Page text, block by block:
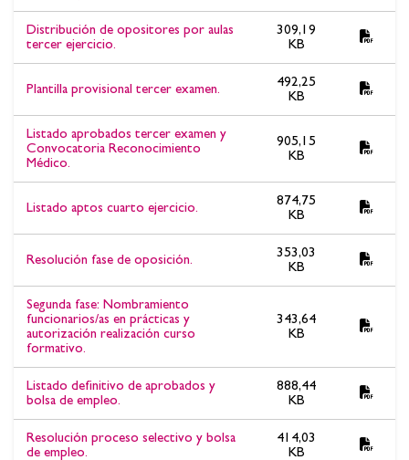
Distribución de opositores por aulas
tercer ejercicio.
309,19
KB
Plantilla provisional tercer examen.
492,25
KB
Listado aprobados tercer examen y
Convocatoria Reconocimiento
Médico.
905,15
KB
Listado aptos cuarto ejercicio.
874,75
KB
Resolución fase de oposición.
353,03
KB
Segunda fase: Nombramiento
funcionarios/as en prácticas y
autorización realización curso
formativo.
343,64
KB
Listado definitivo de aprobados y
bolsa de empleo.
888,44
KB
Resolución proceso selectivo y bolsa
de empleo.
414,03
KB